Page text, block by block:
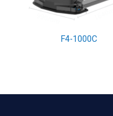
F4-1000C